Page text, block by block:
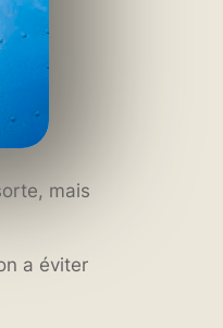
mais
a éviter